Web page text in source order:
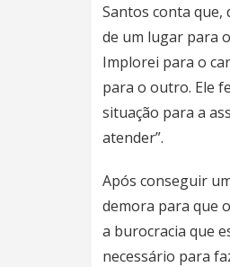
Santos conta
de um lugar para
Implorei para o
para o outro. Ele
situação para a
atender”.
Após conseguir
demora para que
a burocracia que
necessário para